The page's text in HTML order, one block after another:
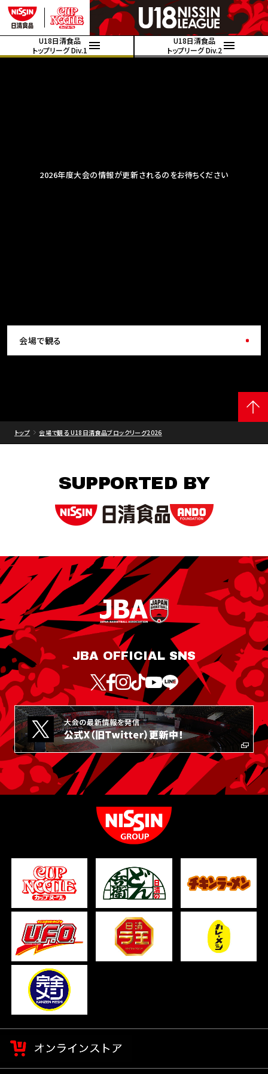
U18日清食品
トップリーグ Div.1
U18日清食品
トップリーグ Div.2
2026年度大会の情報が更新されるのをお待ちください
会場で観る
トップ 会場で観る U18日清食品ブロックリーグ2026
SUPPORTED BY
JBA OFFICIAL SNS